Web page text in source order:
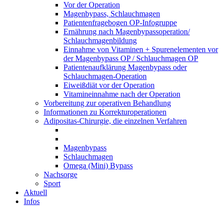
Vor der Operation
Magenbypass, Schlauchmagen
Patientenfragebogen OP-Infogruppe
Ernährung nach Magenbypassoperation/
Schlauchmagenbildung
Einnahme von Vitaminen + Spurenelementen vor
der Magenbypass OP / Schlauchmagen OP
Patientenaufklärung Magenbypass oder
Schlauchmagen-Operation
Eiweißdiät vor der Operation
Vitamineinnahme nach der Operation
Vorbereitung zur operativen Behandlung
Informationen zu Korrekturoperationen
Adipositas-Chirurgie, die einzelnen Verfahren
Magenbypass
Schlauchmagen
Omega (Mini) Bypass
Nachsorge
Sport
Aktuell
Infos